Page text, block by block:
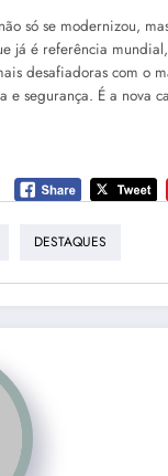
só se modernizou,
já é referência
desafiadoras com o
e segurança. É a nova
DESTAQUES